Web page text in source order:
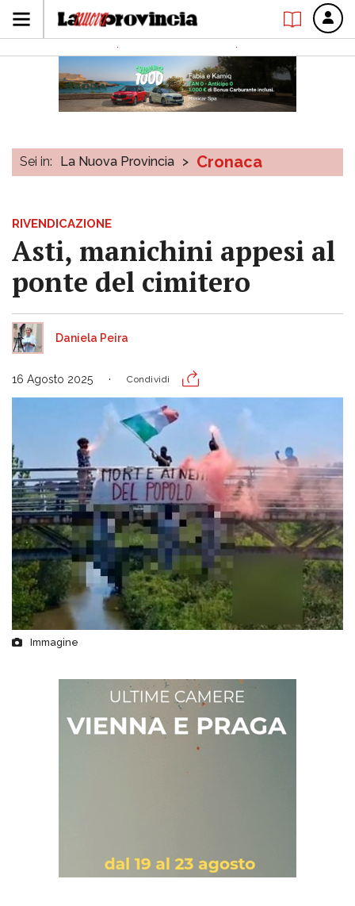
Sei in: La Nuova Provincia > Cronaca
RIVENDICAZIONE
Asti, manichini appesi al
ponte del cimitero
Daniela Peira
16 Agosto 2025 Condividi
Immagine